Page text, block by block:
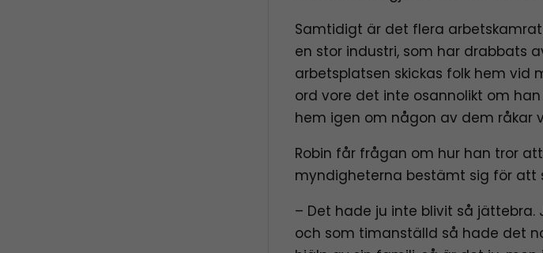
Samtidigt är det flera
en stor industri, som har drabbats
arbetsplatsen skickas folk hem vid
ord vore det inte osannolikt om han
hem igen om någon av dem råkar
Robin får frågan om hur han tror
myndigheterna bestämt sig för att
– Det hade ju inte blivit så
och som timanställd så hade det